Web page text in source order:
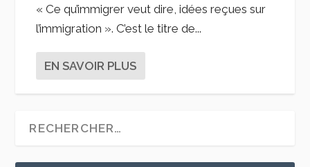
« Ce qu’immigrer veut dire, idées reçues sur
l’immigration ». C’est le titre de...
EN SAVOIR PLUS